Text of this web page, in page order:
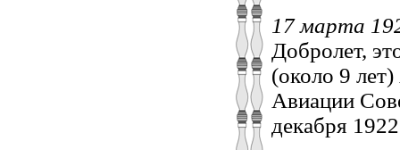
17 марта
Добролет,
(около 9
Авиации
декабря